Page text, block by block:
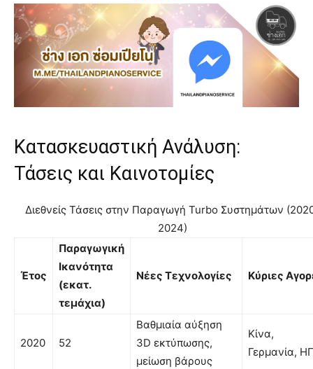
Κατασκευαστική Ανάλυση:
Τάσεις και Καινοτομίες
Διεθνείς Τάσεις στην Παραγωγή Turbo Συστημάτων
2024)
Έτος
Παραγωγική
Ικανότητα
(εκατ.
τεμάχια)
Νέες Τεχνολογίες Κύριες
2020 52
Βαθμιαία αύξηση
3D εκτύπωσης,
μείωση βάρους
Κίνα,
Γερμανία,